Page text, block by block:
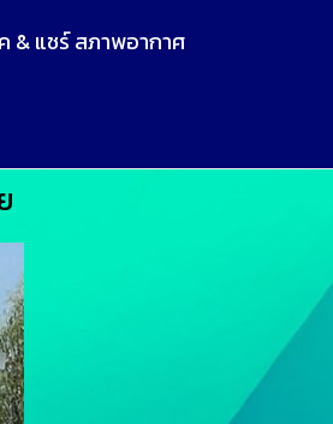
& แชร์ สภาพอากาศ